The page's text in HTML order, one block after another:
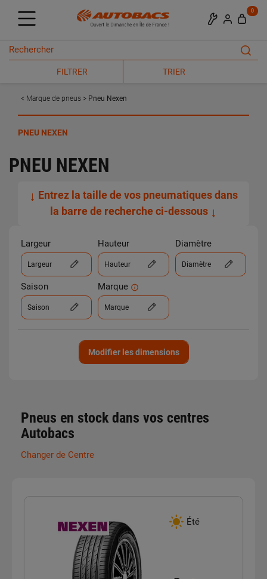
0
FILTRER TRIER
Marque de pneus Pneu Nexen
PNEU NEXEN
PNEU NEXEN
↓ Entrez la taille de vos pneumatiques dans
la barre de recherche ci-dessous ↓
Largeur
Largeur
Hauteur
Hauteur
Diamètre
Diamètre
Saison
Saison
Marque
Marque
Modifier les dimensions
Pneus en stock dans vos centres
Autobacs
Changer de Centre
Été